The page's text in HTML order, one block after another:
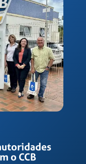
o CCB